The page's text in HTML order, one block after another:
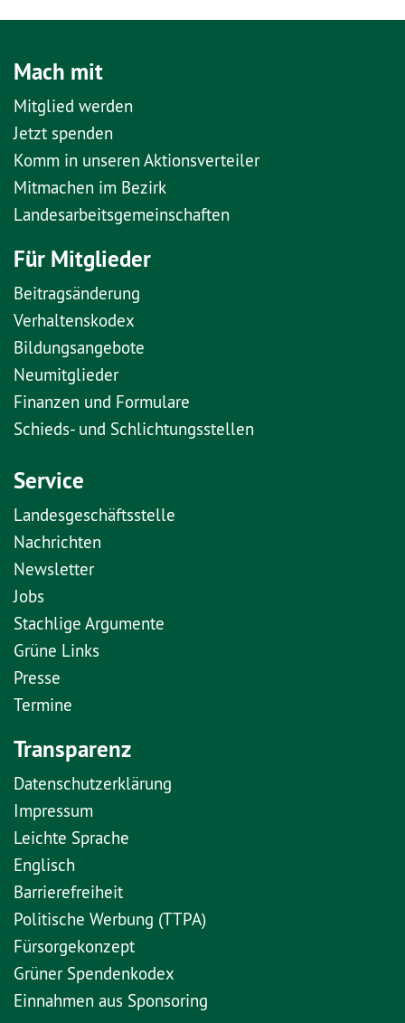
Mach mit
Mitglied werden
Jetzt spenden
Komm in unseren Aktionsverteiler
Mitmachen im Bezirk
Landesarbeitsgemeinschaften
Für Mitglieder
Beitragsänderung
Verhaltenskodex
Bildungsangebote
Neumitglieder
Finanzen und Formulare
Schieds- und Schlichtungsstellen
Service
Landesgeschäftsstelle
Nachrichten
Newsletter
Jobs
Stachlige Argumente
Grüne Links
Presse
Termine
Transparenz
Datenschutzerklärung
Impressum
Leichte Sprache
Englisch
Barrierefreiheit
Politische Werbung (TTPA)
Fürsorgekonzept
Grüner Spendenkodex
Einnahmen aus Sponsoring